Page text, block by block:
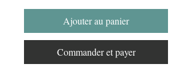
Ajouter au panier
Commander et payer